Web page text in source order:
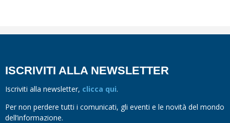
ISCRIVITI ALLA NEWSLETTER
Iscriviti alla newsletter, clicca qui.
Per non perdere tutti i comunicati, gli eventi e le novità del mondo
dell’informazione.